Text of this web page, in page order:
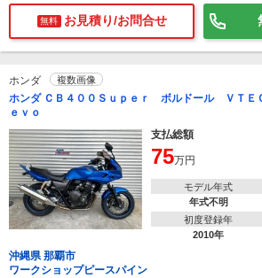
無料 お見積り/お問合せ
ホンダ 複数画像
ホンダ ＣＢ４００Ｓｕｐｅｒ ボルドール ＶＴ
ｅｖｏ
支払総額
75万円
モデル年式
年式不明
初度登録年
2010年
沖縄県 那覇市
ワークショップピースパイン